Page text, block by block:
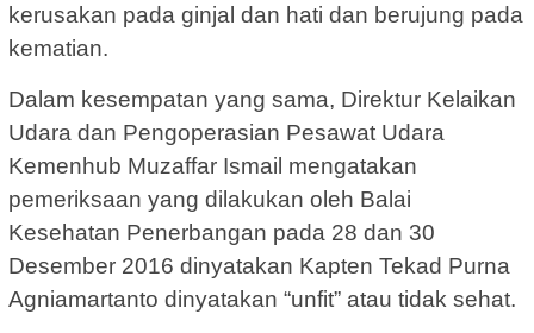
kerusakan pada ginjal dan hati dan berujung pada
kematian.
Dalam kesempatan yang sama, Direktur Kelaikan
Udara dan Pengoperasian Pesawat Udara
Kemenhub Muzaffar Ismail mengatakan
pemeriksaan yang dilakukan oleh Balai
Kesehatan Penerbangan pada 28 dan 30
Desember 2016 dinyatakan Kapten Tekad Purna
Agniamartanto dinyatakan “unfit” atau tidak sehat.